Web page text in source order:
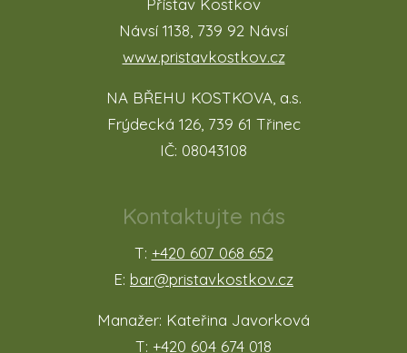
Přístav Kostkov
Návsí 1138, 739 92 Návsí
www.pristavkostkov.cz
NA BŘEHU KOSTKOVA, a.s.
Frýdecká 126, 739 61 Třinec
IČ: 08043108
Kontaktujte nás
T: +420 607 068 652
E: bar@pristavkostkov.cz
Manažer: Kateřina Javorková
T: +420 604 674 018